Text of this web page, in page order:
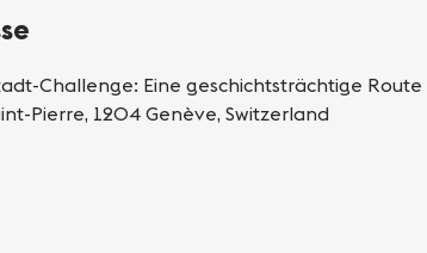
Challenge: Eine geschichtsträchtige Route
Pierre, 1204 Genève, Switzerland